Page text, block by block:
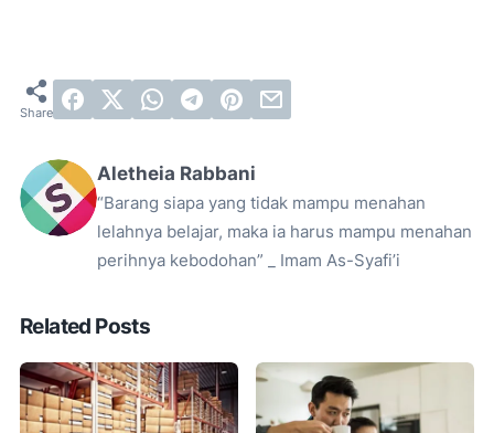
Aletheia Rabbani
“Barang siapa yang tidak mampu menahan
lelahnya belajar, maka ia harus mampu menahan
perihnya kebodohan” _ Imam As-Syafi’i
Related Posts